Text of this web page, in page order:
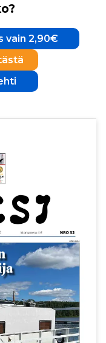
vain 2,90€